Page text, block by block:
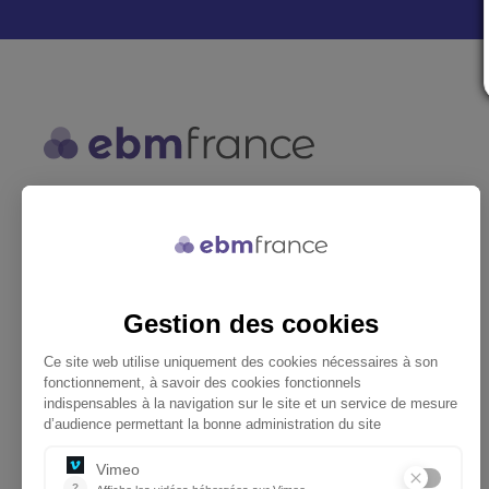
connaissances médicales gratuite
adaptée à la pratique de la médecine